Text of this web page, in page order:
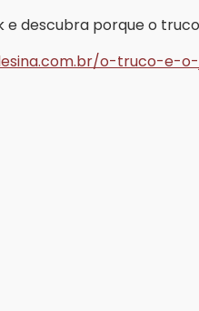
e descubra porque o
o-truco-e-